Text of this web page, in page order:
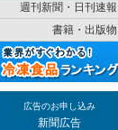
週刊新聞・日刊速報
書籍・出版物
広告のお申し込み
新聞広告